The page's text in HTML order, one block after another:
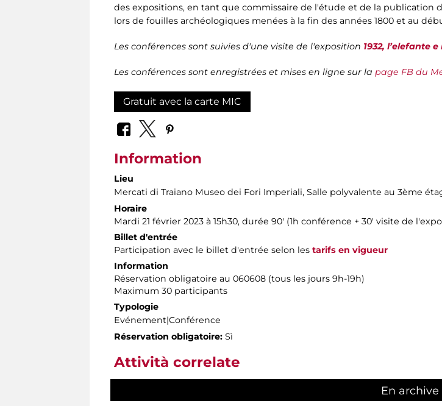
des expositions, en tant que commissaire de l'étude et de la publication
lors de fouilles archéologiques menées à la fin des années 1800 et au
Les conférences sont suivies d'une visite de l'exposition 1932, l’elefante
Les conférences sont enregistrées et mises en ligne sur la page FB du
Gratuit avec la carte MIC
Information
Lieu
Mercati di Traiano Museo dei Fori Imperiali, Salle polyvalente au 3ème
Horaire
Mardi 21 février 2023 à 15h30, durée 90' ​​(1h conférence + 30' visite de
Billet d'entrée
Participation avec le billet d'entrée selon les tarifs en vigueur
Information
Réservation obligatoire au 060608 (tous les jours 9h-19h)
Maximum 30 participants
Typologie
Evénement|Conférence
Réservation obligatoire: Sì
Attività correlate
En archive